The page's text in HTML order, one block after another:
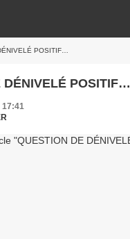
POSITIF…
DÉNIVELÉ POSITIF…
17:41